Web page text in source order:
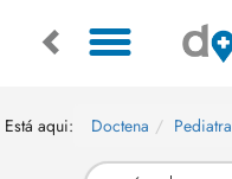
Está aqui: Doctena Pediatra